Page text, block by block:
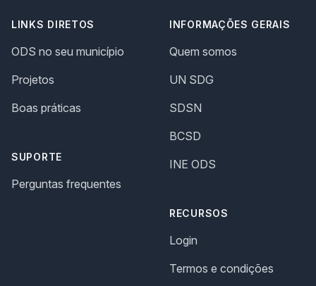
LINKS DIRETOS
ODS no seu município
Projetos
Boas práticas
SUPORTE
Perguntas frequentes
INFORMAÇÕES GERAIS
Quem somos
UN SDG
SDSN
BCSD
INE ODS
RECURSOS
Login
Termos e condições